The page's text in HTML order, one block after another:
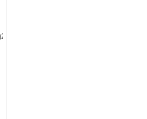
包/箱 超值装 偏远地区不发货偏远地区:(含